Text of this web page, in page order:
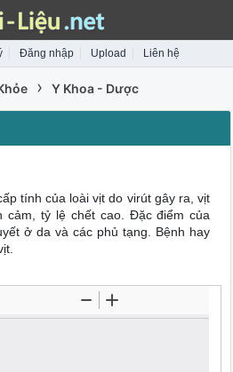
Đăng nhập Upload Liên hệ
› Y Khoa - Dược
tính của loài vịt do virút gây ra, vịt
cảm, tỷ lệ chết cao. Đặc điểm của
ở da và các phủ tạng. Bệnh hay